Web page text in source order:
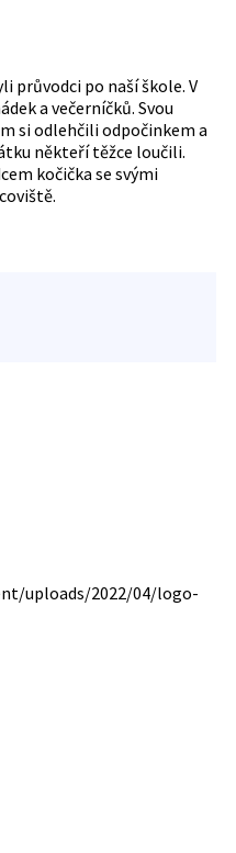
průvodci po naší škole. V
a večerníčků. Svou
si odlehčili odpočinkem a
někteří těžce loučili.
kočička se svými
uploads/2022/04/logo-